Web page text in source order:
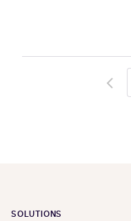
Go
SOLUTIONS